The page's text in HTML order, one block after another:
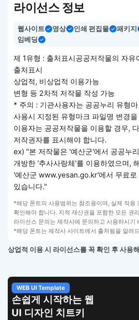
라이선스 정보
웹사이트 영상 인쇄 편집물 패키지
임베딩
제 1유형 : 출처표시공공저작물의 자유
출처표시
상업적, 비상업적 이용가능
변형 등 2차적 저작물 작성 가능
* 주의 : 기관사용자는 공공누리 유형
사용시 지정된 유형마크 파일명 변경을
이용자는 공공저작물을 이용할 경우,
저작권자를 표시해야 합니다.
ex) "본 저작물은 '예산군'에서 공공누
개방한 '추사사랑체'를 이용하였으며,
'예산군 www.yesan.go.kr'에서 무료로
있습니다."
*해당 폰트의 사용범위는 참조용이며, 실제 적용
확인해야 합니다. 지적 재산권을 포함한 모든 권
라이선스 문의는 제작사에 문의하고 사용하시기
*해당 폰트는 제작사 사이트에서 출처됨을 알려
상업적 이용 시 라이선스를 꼭 확인 후 사용
WEB UI Template
손쉽게 시작하는 웹
UI 디자인 치트키